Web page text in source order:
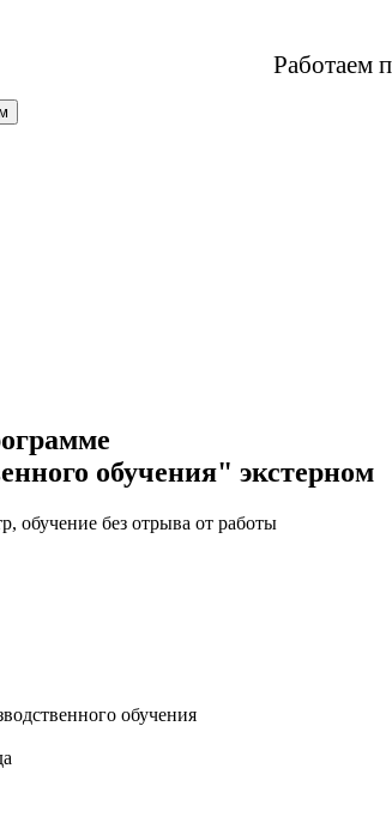
Работаем
обучения" экстерном
обучение без отрыва от работы
обучения